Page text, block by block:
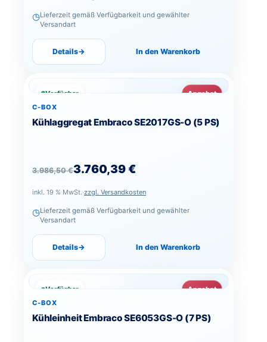
◷Lieferzeit gemäß Verfügbarkeit und gewählter
Versandart
Details→ In den Warenkorb
Verfügbar
Angebot
C-BOX
Kühlaggregat Embraco SE2017GS-O (5 PS)
3.986,50€
Ursprünglicher Preis war: 3.986,50 €
3.760,39€
Aktueller Preis ist: 3.760,39 €.
inkl. 19 % MwSt.·zzgl. Versandkosten
◷Lieferzeit gemäß Verfügbarkeit und gewählter
Versandart
Details→ In den Warenkorb
Verfügbar
Angebot
C-BOX
Kühleinheit Embraco SE6053GS-O (7 PS)